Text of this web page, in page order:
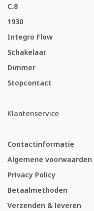
C.8
1930
Integro Flow
Schakelaar
Dimmer
Stopcontact
Klantenservice
Contactinformatie
Algemene voorwaarden
Privacy Policy
Betaalmethoden
Verzenden & leveren